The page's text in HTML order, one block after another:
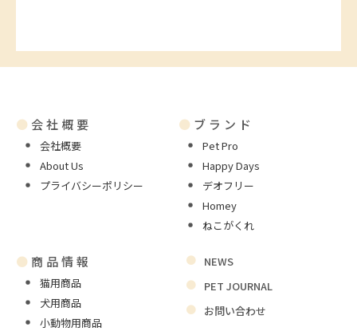
● 会社概要
会社概要
About Us
プライバシーポリシー
● ブランド
Pet Pro
Happy Days
デオフリー
Homey
ねこがくれ
● 商品情報
猫用商品
犬用商品
小動物用商品
NEWS
PET JOURNAL
お問い合わせ